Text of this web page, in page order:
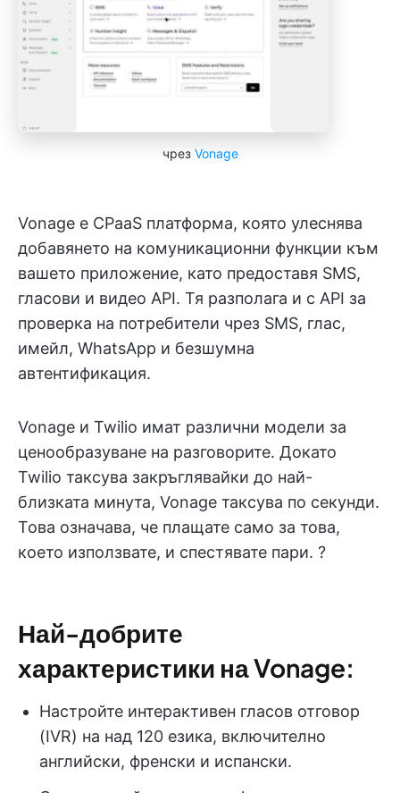
чрез Vonage
Vonage е CPaaS платформа, която улеснява
добавянето на комуникационни функции към
вашето приложение, като предоставя SMS,
гласови и видео API. Тя разполага и с API за
проверка на потребители чрез SMS, глас,
имейл, WhatsApp и безшумна
автентификация.
Vonage и Twilio имат различни модели за
ценообразуване на разговорите. Докато
Twilio таксува закръглявайки до най-
близката минута, Vonage таксува по секунди.
Това означава, че плащате само за това,
което използвате, и спестявате пари. ?
Най-добрите
характеристики на Vonage:
Настройте интерактивен гласов отговор
(IVR) на над 120 езика, включително
английски, френски и испански.